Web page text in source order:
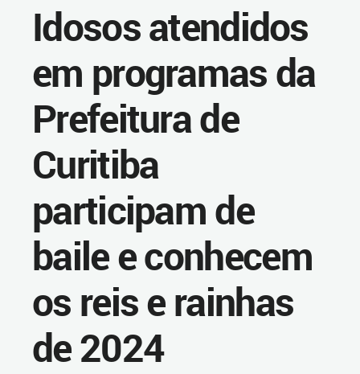
Idosos atendidos
em programas da
Prefeitura de
Curitiba
participam de
baile e conhecem
os reis e rainhas
de 2024